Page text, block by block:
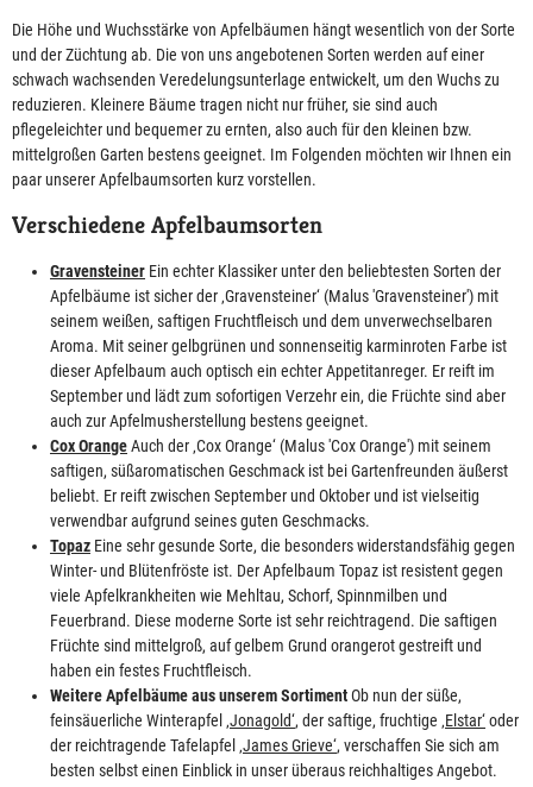
Die Höhe und Wuchsstärke von Apfelbäumen hängt wesentlich von der Sorte
und der Züchtung ab. Die von uns angebotenen Sorten werden auf einer
schwach wachsenden Veredelungsunterlage entwickelt, um den Wuchs zu
reduzieren. Kleinere Bäume tragen nicht nur früher, sie sind auch
pflegeleichter und bequemer zu ernten, also auch für den kleinen bzw.
mittelgroßen Garten bestens geeignet. Im Folgenden möchten wir Ihnen ein
paar unserer Apfelbaumsorten kurz vorstellen.
Verschiedene Apfelbaumsorten
Gravensteiner Ein echter Klassiker unter den beliebtesten Sorten der
Apfelbäume ist sicher der ‚Gravensteiner‘ (Malus 'Gravensteiner') mit
seinem weißen, saftigen Fruchtfleisch und dem unverwechselbaren
Aroma. Mit seiner gelbgrünen und sonnenseitig karminroten Farbe ist
dieser Apfelbaum auch optisch ein echter Appetitanreger. Er reift im
September und lädt zum sofortigen Verzehr ein, die Früchte sind aber
auch zur Apfelmusherstellung bestens geeignet.
Cox OrangeAuch der ‚Cox Orange‘ (Malus 'Cox Orange') mit seinem
saftigen, süßaromatischen Geschmack ist bei Gartenfreunden äußerst
beliebt. Er reift zwischen September und Oktober und ist vielseitig
verwendbar aufgrund seines guten Geschmacks.
Topaz Eine sehr gesunde Sorte, die besonders widerstandsfähig gegen
Winter- und Blütenfröste ist. Der Apfelbaum Topaz ist resistent gegen
viele Apfelkrankheiten wie Mehltau, Schorf, Spinnmilben und
Feuerbrand. Diese moderne Sorte ist sehr reichtragend. Die saftigen
Früchte sind mittelgroß, auf gelbem Grund orangerot gestreift und
haben ein festes Fruchtfleisch.
Weitere Apfelbäume aus unserem SortimentOb nun der süße,
feinsäuerliche Winterapfel ‚Jonagold‘, der saftige, fruchtige ‚Elstar‘oder
der reichtragende Tafelapfel ‚James Grieve‘, verschaffen Sie sich am
besten selbst einen Einblick in unser überaus reichhaltiges Angebot.